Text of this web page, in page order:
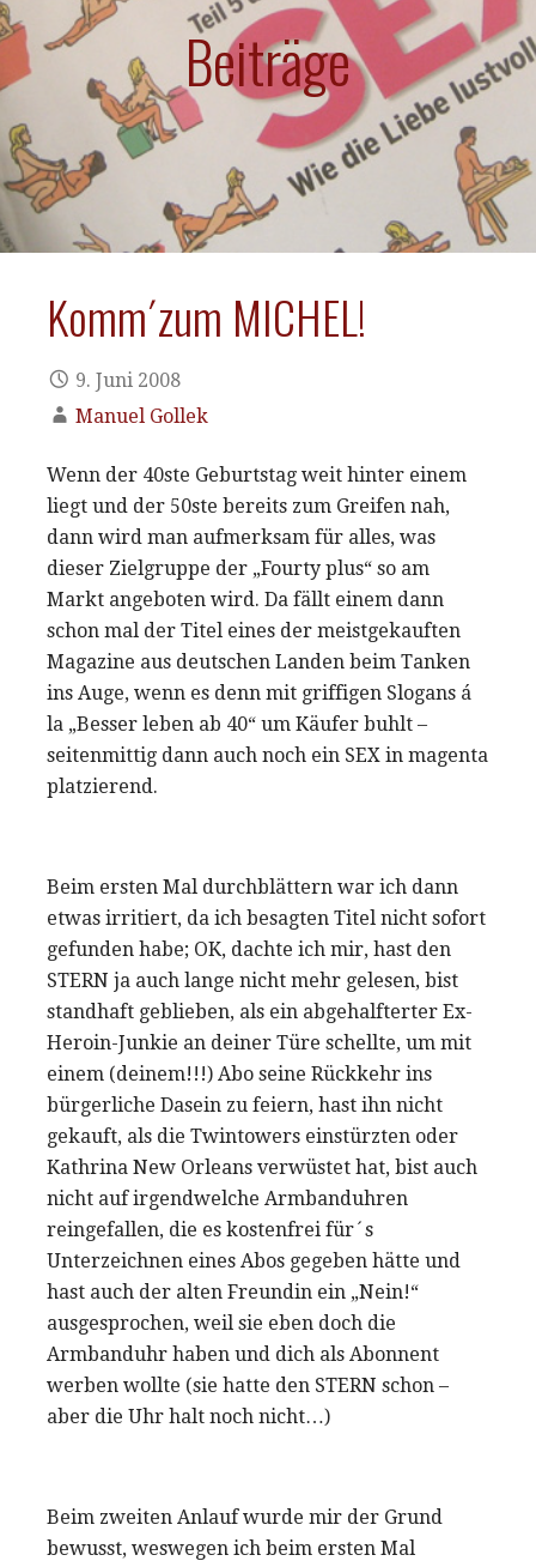
Beiträge
Komm´zum MICHEL!
9. Juni 2008
Manuel Gollek
Wenn der 40ste Geburtstag weit hinter einem
liegt und der 50ste bereits zum Greifen nah,
dann wird man aufmerksam für alles, was
dieser Zielgruppe der „Fourty plus“ so am
Markt angeboten wird. Da fällt einem dann
schon mal der Titel eines der meistgekauften
Magazine aus deutschen Landen beim Tanken
ins Auge, wenn es denn mit griffigen Slogans á
la „Besser leben ab 40“ um Käufer buhlt –
seitenmittig dann auch noch ein SEX in magenta
platzierend.
Beim ersten Mal durchblättern war ich dann
etwas irritiert, da ich besagten Titel nicht sofort
gefunden habe; OK, dachte ich mir, hast den
STERN ja auch lange nicht mehr gelesen, bist
standhaft geblieben, als ein abgehalfterter Ex-
Heroin-Junkie an deiner Türe schellte, um mit
einem (deinem!!!) Abo seine Rückkehr ins
bürgerliche Dasein zu feiern, hast ihn nicht
gekauft, als die Twintowers einstürzten oder
Kathrina New Orleans verwüstet hat, bist auch
nicht auf irgendwelche Armbanduhren
reingefallen, die es kostenfrei für´s
Unterzeichnen eines Abos gegeben hätte und
hast auch der alten Freundin ein „Nein!“
ausgesprochen, weil sie eben doch die
Armbanduhr haben und dich als Abonnent
werben wollte (sie hatte den STERN schon –
aber die Uhr halt noch nicht…)
Beim zweiten Anlauf wurde mir der Grund
bewusst, weswegen ich beim ersten Mal